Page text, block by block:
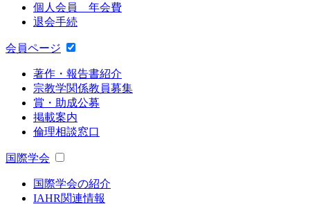
個人会員 年会費
退会手続
会員ページ
著作・報告書紹介
宗教学関係教員募集
賞・助成公募
掲載案内
倫理相談窓口
国際学会
国際学会の紹介
IAHR関連情報